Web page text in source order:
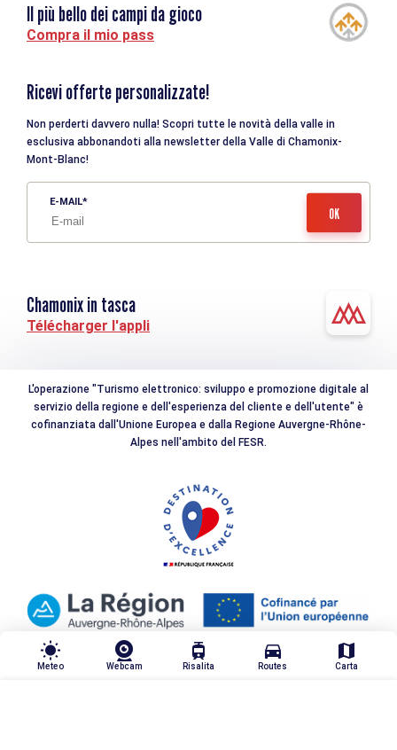
Il più bello dei campi da gioco
Compra il mio pass
Ricevi offerte personalizzate!
Non perderti davvero nulla! Scopri tutte le novità della valle in
esclusiva abbonandoti alla newsletter della Valle di Chamonix-
Mont-Blanc!
E-MAIL
Chamonix in tasca
Télécharger l'appli
L'operazione "Turismo elettronico: sviluppo e promozione digitale al
servizio della regione e dell'esperienza del cliente e dell'utente" è
cofinanziata dall'Unione Europea e dalla Regione Auvergne-Rhône-
Alpes nell'ambito del FESR.
wb_sunny
Meteo Webcam
tram
Risalita
directions_car
Routes
map
Carta